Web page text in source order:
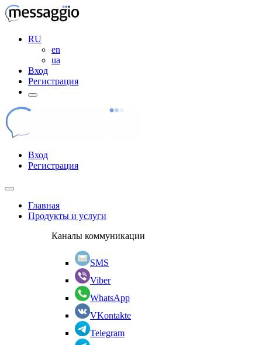
RU
en
ua
Вход
Регистрация
Вход
Регистрация
Главная
Продукты и услуги
Каналы коммуникации
SMS
Viber
WhatsApp
VKontakte
Telegram